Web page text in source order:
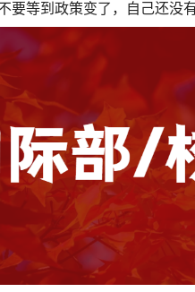
要等到政策变了，自己还没